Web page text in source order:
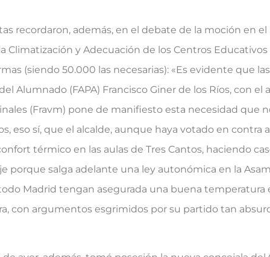
además, en el debate de la moción en el
Climatización y Adecuación de los Centros
(siendo 50.000 las necesarias): «Es evidente que
Alumnado (FAPA) Francisco Giner de los Ríos, con el
(Fravm) pone de manifiesto esta necesidad que
eso sí, que el alcalde, aunque haya votado en
térmico en las aulas de Tres Cantos, haciendo
porque salga adelante una ley autonómica en la
Madrid tengan asegurada una buena
con argumentos esgrimidos por su partido tan